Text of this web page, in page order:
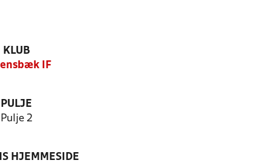
KLUB
IF
PULJE
Pulje 2
HJEMMESIDE